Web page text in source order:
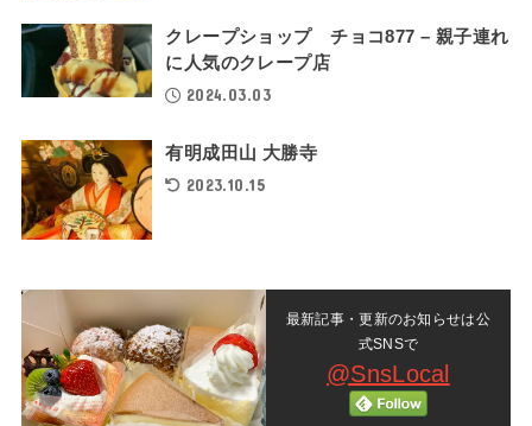
クレープショップ チョコ877 – 親子連れ
に人気のクレープ店
2024.03.03
有明成田山 大勝寺
2023.10.15
最新記事・更新のお知らせは公
式SNSで
@SnsLocal